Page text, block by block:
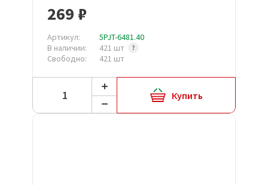
269 ₽
Артикул:
5PJT-6481.40
В наличии:
421 шт
Свободно:
421 шт
Купить